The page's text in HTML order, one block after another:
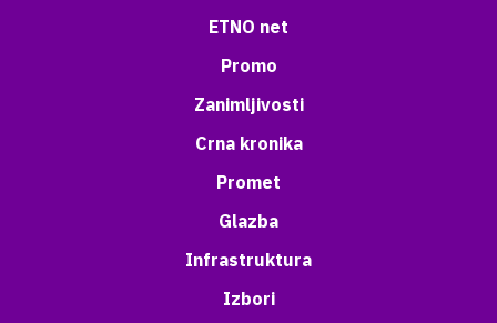
ETNO net
Promo
Zanimljivosti
Crna kronika
Promet
Glazba
Infrastruktura
Izbori